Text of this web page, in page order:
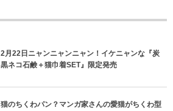
2月22日ニャンニャンニャン！イケニャンな『炭
黒ネコ石鹸＋猫巾着SET』限定発売
猫のちくわパン？マンガ家さんの愛猫がちくわ型